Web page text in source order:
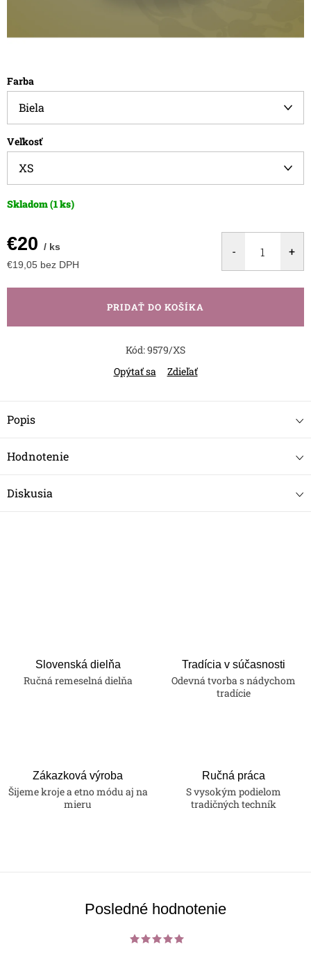
Farba
Veľkosť
Skladom(1 ks)
€20 / ks
€19,05 bez DPH
PRIDAŤ DO KOŠÍKA
Kód:9579/XS
Opýtať sa
Zdieľať
Popis
Hodnotenie
Diskusia
Slovenská dielňa
Ručná remeselná dielňa
Tradícia v súčasnosti
Odevná tvorba s nádychom
tradície
Zákazková výroba
Šijeme kroje a etno módu aj na
mieru
Ručná práca
S vysokým podielom
tradičných techník
Posledné hodnotenie